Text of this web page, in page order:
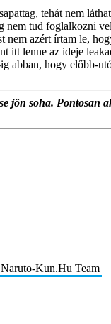
tehát nem
tud foglalkozni
azért írtam le,
lenne az ideje
abban, hogy előbb-
jön soha. Pontosan
Naruto-Kun.Hu Team